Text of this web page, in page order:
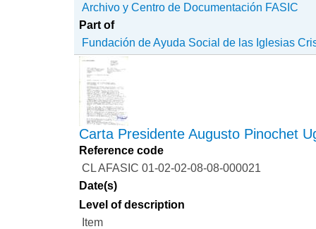
Archivo y Centro de Documentación FASIC
Part of
Fundación de Ayuda Social de las Iglesias
Carta Presidente Augusto Pinochet
Reference code
CL AFASIC 01-02-02-08-08-000021
Date(s)
Level of description
Item